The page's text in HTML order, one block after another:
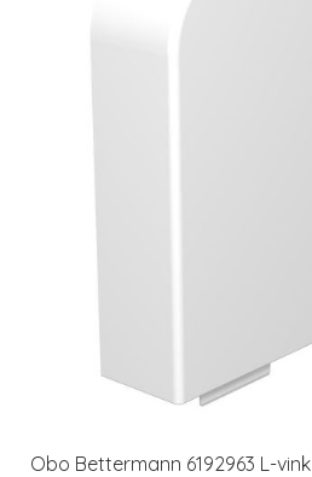
Obo Bettermann 6192963 L-